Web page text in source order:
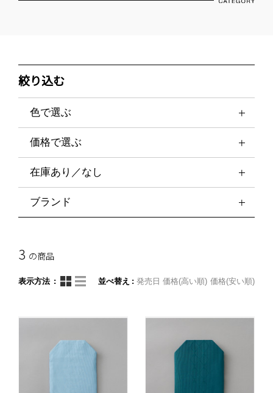
絞り込む
色で選ぶ
価格で選ぶ
在庫あり／なし
ブランド
3 の商品
表示方法 並べ替え 発売日 価格(高い順) 価格(安い順)